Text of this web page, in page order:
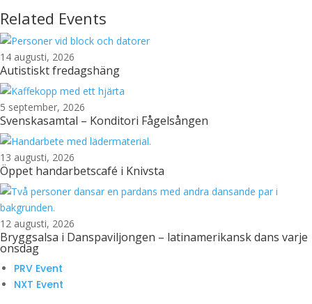
Related Events
14 augusti, 2026
Autistiskt fredagshäng
5 september, 2026
Svenskasamtal – Konditori Fågelsången
13 augusti, 2026
Öppet handarbetscafé i Knivsta
12 augusti, 2026
Bryggsalsa i Danspaviljongen – latinamerikansk dans varje
onsdag
PRV Event
NXT Event